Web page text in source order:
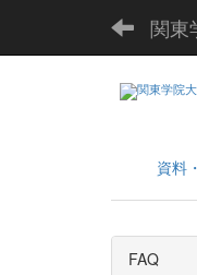
関東
資料
FAQ